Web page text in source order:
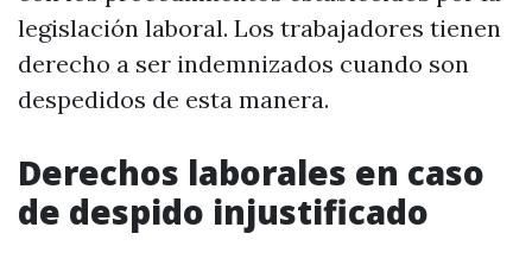
legislación laboral. Los trabajadores tienen
derecho a ser indemnizados cuando son
despedidos de esta manera.
Derechos laborales en caso
de despido injustificado